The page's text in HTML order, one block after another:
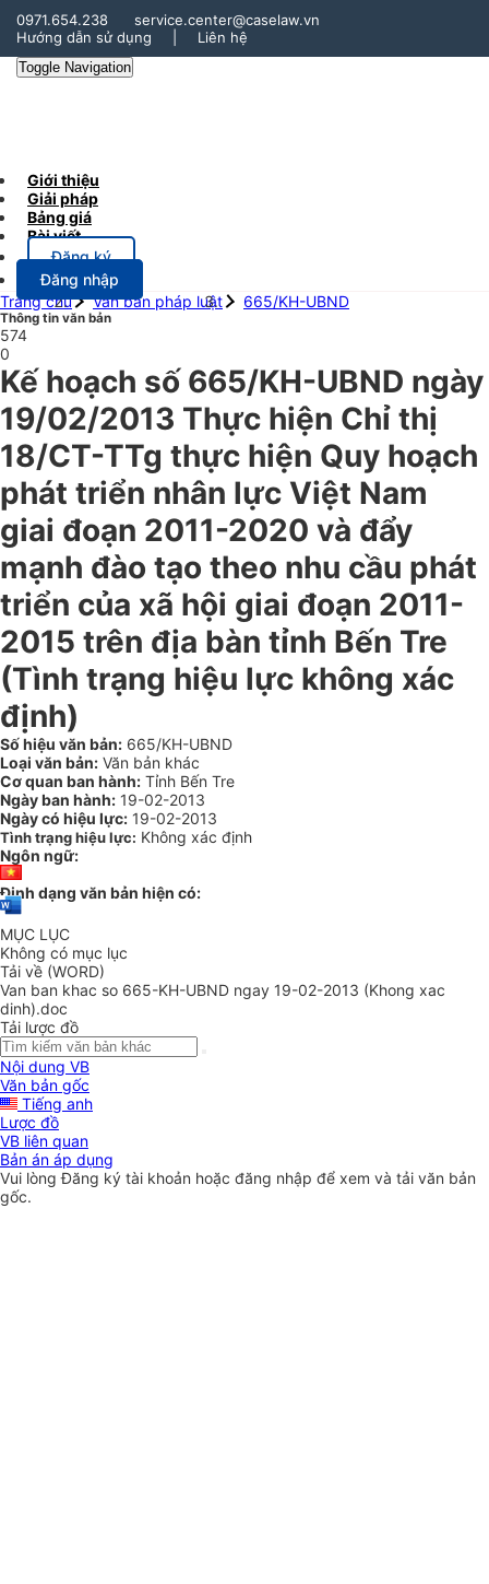
0971.654.238
service.center@caselaw.vn
Hướng dẫn sử dụng
Liên hệ
Toggle Navigation
Giới thiệu
Giải pháp
Bảng giá
Bài viết
Đăng ký
Đăng nhập
Trang chủ
Văn bản pháp luật 665/KH-UBND
Thông tin văn bản
574
0
Kế hoạch số 665/KH-UBND ngày
19/02/2013 Thực hiện Chỉ thị
18/CT-TTg thực hiện Quy hoạch
phát triển nhân lực Việt Nam
giai đoạn 2011-2020 và đẩy
mạnh đào tạo theo nhu cầu phát
triển của xã hội giai đoạn 2011-
2015 trên địa bàn tỉnh Bến Tre
(Tình trạng hiệu lực không xác
định)
Số hiệu văn bản: 665/KH-UBND
Loại văn bản: Văn bản khác
Cơ quan ban hành: Tỉnh Bến Tre
Ngày ban hành: 19-02-2013
Ngày có hiệu lực: 19-02-2013
Tình trạng hiệu lực: Không xác định
Ngôn ngữ:
Định dạng văn bản hiện có:
MỤC LỤC
Không có mục lục
Tải về (WORD)
Van ban khac so 665-KH-UBND ngay 19-02-2013 (Khong xac
dinh).doc
Tải lược đồ
Nội dung VB
Văn bản gốc
Tiếng anh
Lược đồ
VB liên quan
Bản án áp dụng
Vui lòngĐăng ký tài khoản hoặc đăng nhập để xem và tải văn bản
gốc.